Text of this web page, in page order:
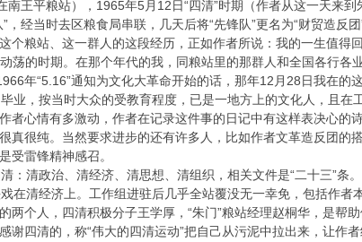
南王平粮站），1965年5月12日“四清”时期（作者从这一天来
，经当时去区粮食局串联，几天后将“先锋队”更名为“财贸造
个粮站、这一群人的这段经历，正如作者所说：我的一生值得
荡的时期。在那个年代的我，同粮站里的那群人和全国各行各
年“5.16”通知为文化大革命开始的话，那年12月28日我在的
业，按当时大众的受教育程度，已是一地方上的文化人，且在
者心情有多激动，作者在记录这件事的日记中有这样表决心
真很纯。当然要求进步的还有许多人，比如作者文革造反团
受雷锋精神感召。
清政治、清经济、清思想、清组织，相关文件是“二十三”条。
在清经济上。工作组进驻后几乎全站覆没无一幸免，包括作者
两个人，四清积极分子王学厚，“朱门”粮站经理赵桐华，是帮
谢四清的，称“伟大的四清运动”把自己从污泥中拉出来，让作